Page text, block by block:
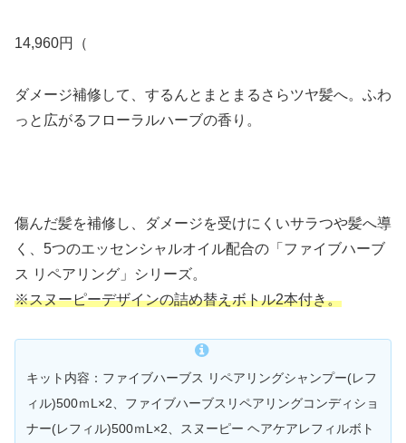
14,960円（
ダメージ補修して、するんとまとまるさらツヤ髪へ。ふわ
っと広がるフローラルハーブの香り。
傷んだ髪を補修し、ダメージを受けにくいサラつや髪へ導
く、5つのエッセンシャルオイル配合の「ファイブハーブ
ス リペアリング」シリーズ。
※スヌーピーデザインの詰め替えボトル2本付き。
キット内容：ファイブハーブス リペアリングシャンプー(レフ
ィル)500ｍL×2、ファイブハーブスリペアリングコンディショ
ナー(レフィル)500ｍL×2、スヌーピー ヘアケアレフィルボト